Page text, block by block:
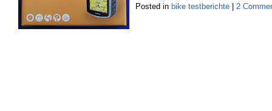
Posted in bike testberichte 2